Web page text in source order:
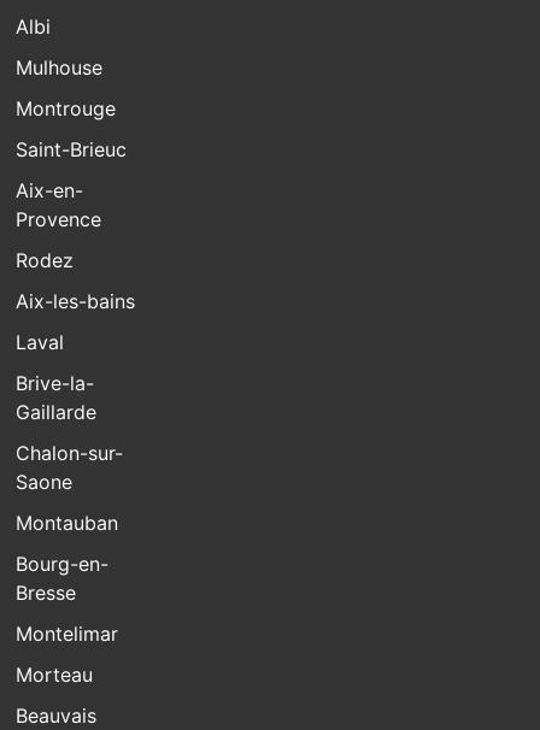
Albi
Mulhouse
Montrouge
Saint-Brieuc
Aix-en-
Provence
Rodez
Aix-les-bains
Laval
Brive-la-
Gaillarde
Chalon-sur-
Saone
Montauban
Bourg-en-
Bresse
Montelimar
Morteau
Beauvais